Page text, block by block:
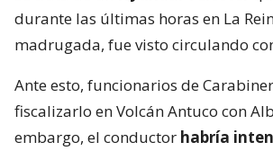
durante las últimas horas en La
madrugada, fue visto circulando
Ante esto, funcionarios de
fiscalizarlo en Volcán Antuco con
embargo, el conductor habría